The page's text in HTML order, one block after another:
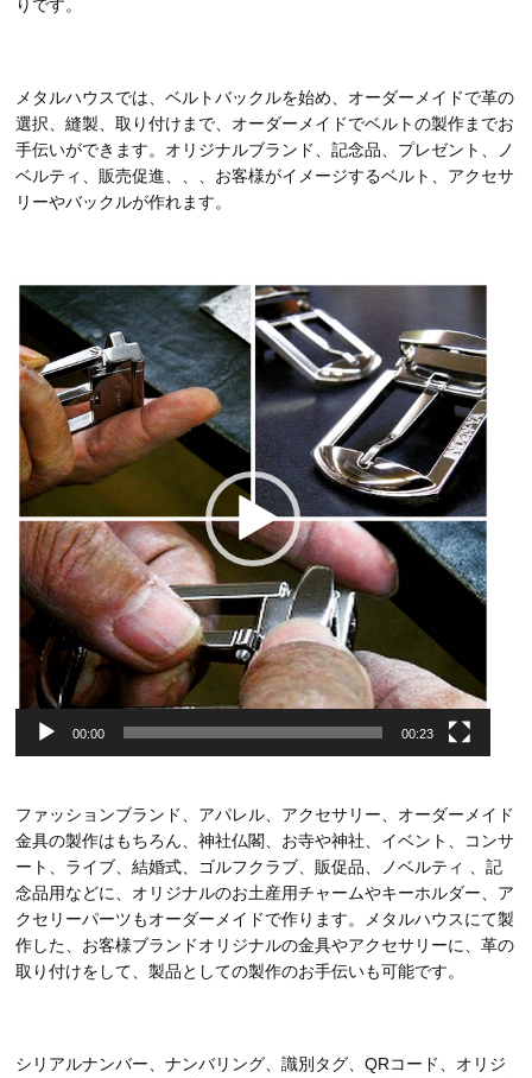
りです。
メタルハウスでは、ベルトバックルを始め、オーダーメイドで革の
選択、縫製、取り付けまで、オーダーメイドでベルトの製作までお
手伝いができます。オリジナルブランド、記念品、プレゼント、ノ
ベルティ、販売促進、、、お客様がイメージするベルト、アクセサ
リーやバックルが作れます。
動
プ
レ
ー
ヤ
ー
00:00 00:23
ファッションブランド、アパレル、アクセサリー、オーダーメイド
金具の製作はもちろん、神社仏閣、お寺や神社、イベント、コンサ
ート、ライブ、結婚式、ゴルフクラブ、販促品、ノベルティ 、記
念品用などに、オリジナルのお土産用チャームやキーホルダー、ア
クセリーパーツもオーダーメイドで作ります。メタルハウスにて製
作した、お客様ブランドオリジナルの金具やアクセサリーに、革の
取り付けをして、製品としての製作のお手伝いも可能です。
シリアルナンバー、ナンバリング、識別タグ、QRコード、オリジ